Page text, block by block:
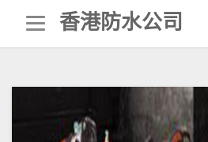
content
香港防水公司